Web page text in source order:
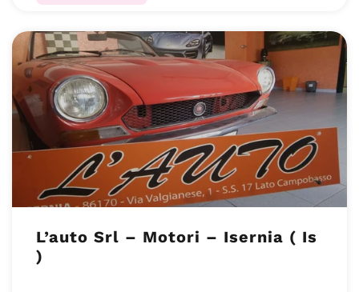
L’auto Srl – Motori – Isernia ( Is
)